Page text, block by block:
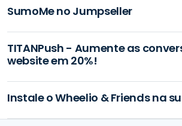
SumoMe no Jumpseller
TITANPush - Aumente as
website em 20%!
Instale o Wheelio & Friends na